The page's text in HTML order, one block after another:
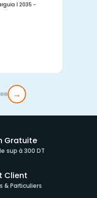
I 2035 -
→
Gratuite
sup à 300 DT
Client
& Particuliers